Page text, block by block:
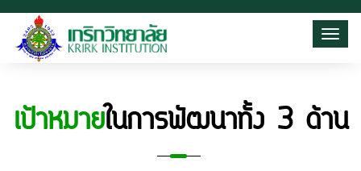
เป้าหมายในการพัฒนาทั้ง 3 ด้าน